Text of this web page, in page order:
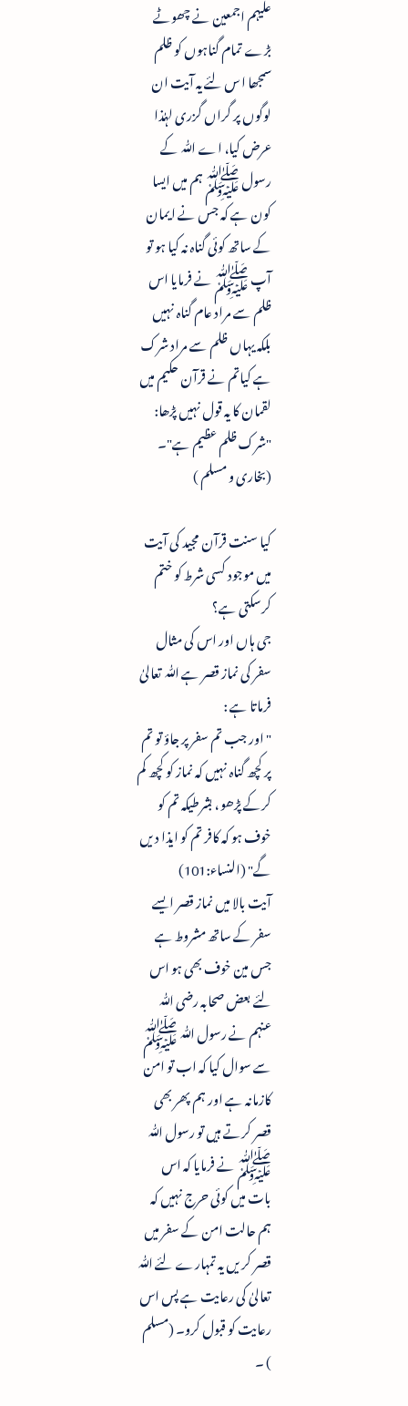
علیہم اجمعین نے چھوٹے
بڑے تمام گناہوں کو ظلم
سمجھا ا س لئے یہ آیت ان
لوگوں پر گراں گزری لہٰذا
عرض کیا، اے ﷲ کے
رسول ﷺ ہم میں ایسا
کون ہے کہ جس نے ایمان
کے ساتھ کوئی گناہ نہ کیا ہو تو
آپ ﷺ نے فرمایا اس
ظلم سے مراد عام گناہ نہیں
بلکہ یہاں ظلم سے مراد شرک
ہے کیاتم نے قرآن حکیم میں
لقمان کا یہ قول نہیں پڑھا:
"شرک ظلم عظیم ہے"۔
(بخاری و مسلم )
کیا سنت قرآن مجید کی آیت
میں موجود کسی شرط کو ختم
کرسکتی ہے؟
جی ہاں اور اس کی مثال
سفر کی نماز قصر ہے ﷲ تعالیٰ
فرماتا ہے :
" اور جب تم سفر پر جاؤ تو تم
پر کچھ گناہ نہیں کہ نماز کو کچھ کم
کرکے پڑھو ، بشرطیکہ تم کو
خوف ہو کہ کافر تم کو ایذا دیں
گے" (النساء:101)
آیت بالا میں نماز قصر ایسے
سفر کے ساتھ مشروط ہے
جس مین خوف بھی ہو اس
لئے بعض صحابہ رضی ﷲ
عنہم نے رسول ﷲ ﷺ
سے سوال کیا کہ اب تو امن
کازمانہ ہے اور ہم پھر بھی
قصر کرتے ہیں تو رسول ﷲ
ﷺ نے فرمایا کہ اس
بات میں کوئی حرج نہیں کہ
ہم حالت امن کے سفر میں
قصر کریں یہ تمہارے لئے ﷲ
تعالیٰ کی رعایت ہے پس اس
رعایت کو قبول کرو۔ (مسلم
) ۔